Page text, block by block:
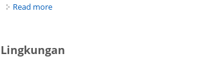
Read more
Lingkungan